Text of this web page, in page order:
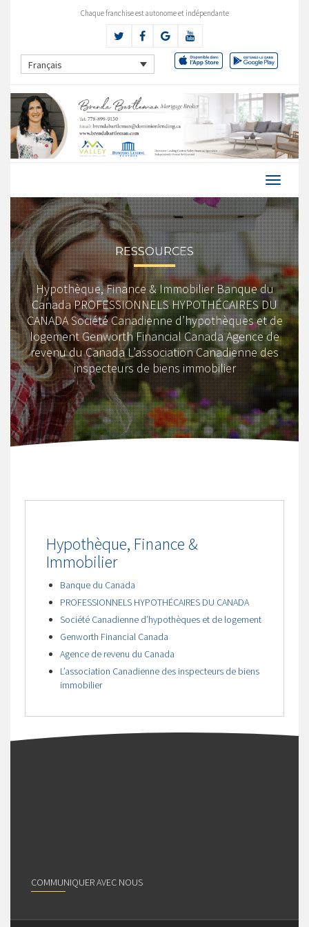
Chaque franchise est autonome et indépendante
Français
RESSOURCES
Hypothèque, Finance & Immobilier Banque du
Canada PROFESSIONNELS HYPOTHÉCAIRES DU
CANADA Société Canadienne d’hypothèques et de
logement Genworth Financial Canada Agence de
revenu du Canada L’association Canadienne des
inspecteurs de biens immobilier
Hypothèque, Finance &
Immobilier
Banque du Canada
PROFESSIONNELS HYPOTHÉCAIRES DU CANADA
Société Canadienne d’hypothèques et de logement
Genworth Financial Canada
Agence de revenu du Canada
L’association Canadienne des inspecteurs de biens
immobilier
COMMUNIQUER AVEC NOUS